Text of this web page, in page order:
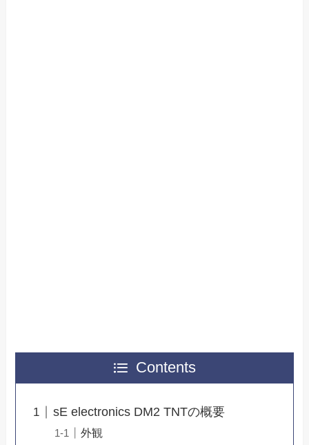
Contents
sE electronics DM2 TNTの概要
外観